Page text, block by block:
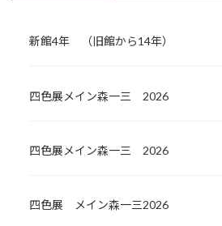
新館4年 （旧館から14年）
四色展メイン森一三 2026
四色展メイン森一三 2026
四色展 メイン森一三2026